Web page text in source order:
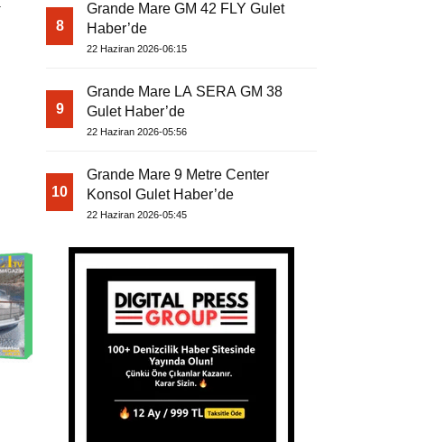
8
Grande Mare GM 42 FLY Gulet
Haber’de
22 Haziran 2026-06:15
9
Grande Mare LA SERA GM 38
Gulet Haber’de
22 Haziran 2026-05:56
10
Grande Mare 9 Metre Center
Konsol Gulet Haber’de
22 Haziran 2026-05:45